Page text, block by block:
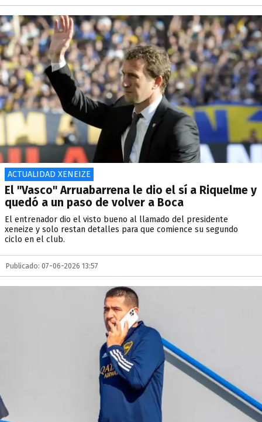
ACTUALIDAD XENEIZE
El "Vasco" Arruabarrena le dio el sí a Riquelme y
quedó a un paso de volver a Boca
El entrenador dio el visto bueno al llamado del presidente
xeneize y solo restan detalles para que comience su segundo
ciclo en el club.
Publicado: 07-06-2026 13:57